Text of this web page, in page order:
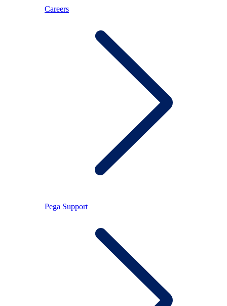
Careers
Pega Support